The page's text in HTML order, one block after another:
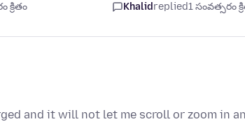
క్రితం Khalidreplied1 సంవత్సరం
and it will not let me scroll or zoom in